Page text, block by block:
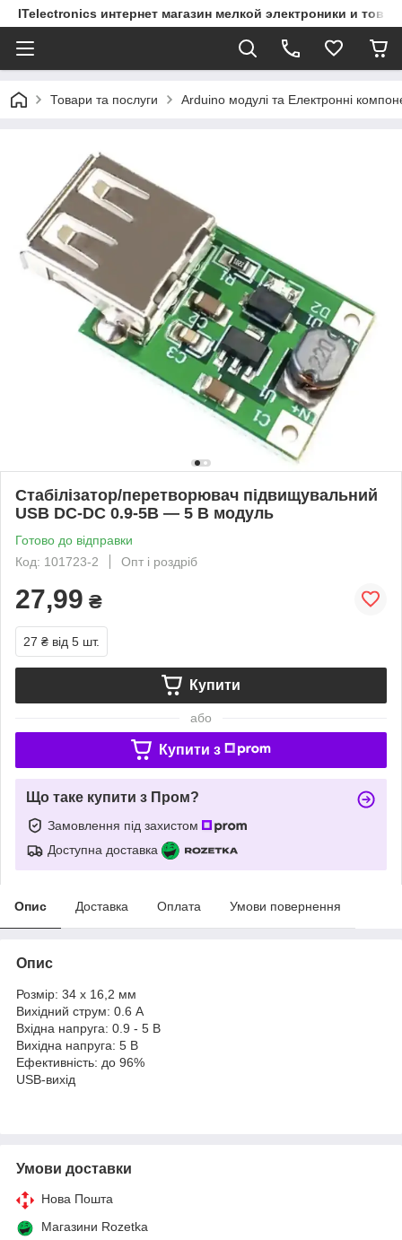
ITelectronics интернет магазин мелкой электроники и
Товари та послуги Arduino модулі та Електронні
Стабілізатор/перетворювач підвищувальний
USB DC-DC 0.9-5В — 5 В модуль
Готово до відправки
Код: 101723-2
Опт і роздріб
27,99 ₴
27 ₴ від 5 шт.
Купити
або
Купити з
Що таке купити з Пром?
Замовлення під захистом
Доступна доставка
Опис Доставка Оплата Умови повернення
Опис
Розмір: 34 x 16,2 мм
Вихідний струм: 0.6 А
Вхідна напруга: 0.9 - 5 В
Вихідна напруга: 5 В
Ефективність: до 96%
USB-вихід
Умови доставки
Нова Пошта
Магазини Rozetka